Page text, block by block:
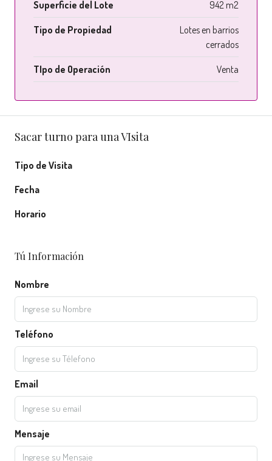
Superficie del Lote 942 m2
Tipo de Propiedad
Lotes en barrios
cerrados
TIpo de Operación Venta
Sacar turno para una VIsita
Tipo de Visita
Fecha
Horario
Tú Información
Nombre
Teléfono
Email
Mensaje